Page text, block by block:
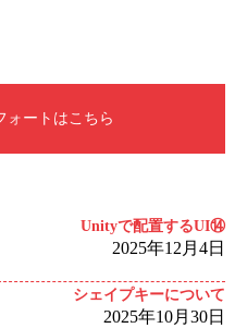
ートはこちら
Unityで配置するUI⑭
2025年12月4日
シェイプキーについて
2025年10月30日